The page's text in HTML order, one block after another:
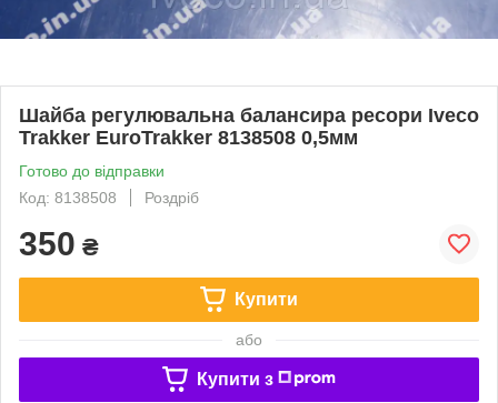
Шайба регулювальна балансира ресори Iveco
Trakker EuroTrakker 8138508 0,5мм
Готово до відправки
Код: 8138508
Роздріб
350 ₴
Купити
або
Купити з